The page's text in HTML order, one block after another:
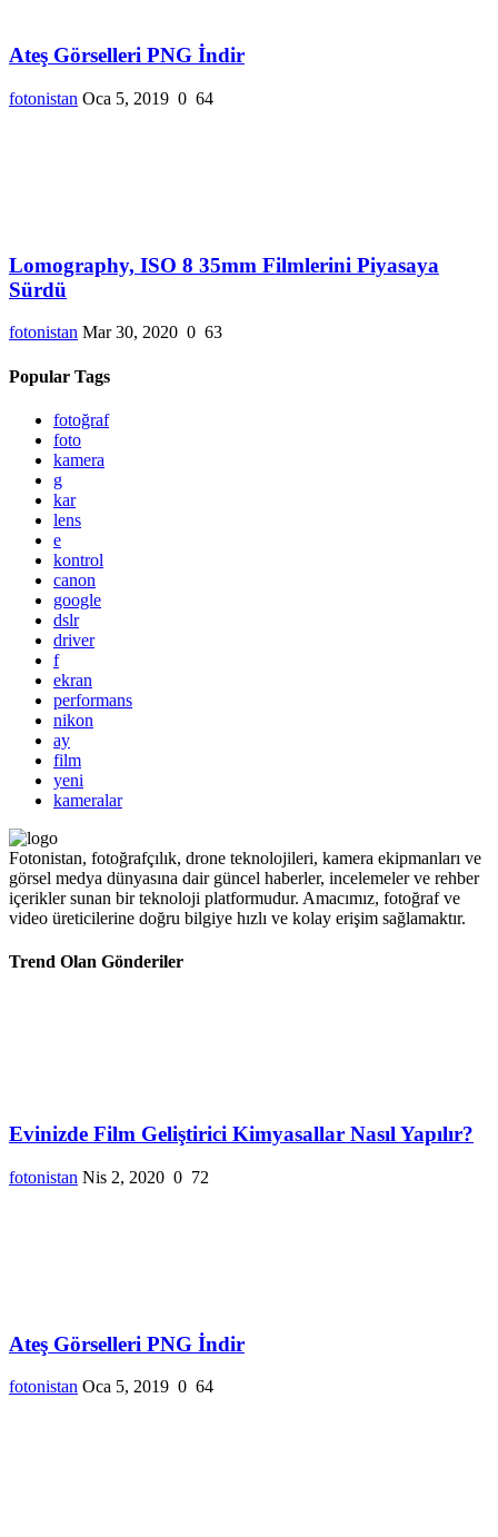
Ateş Görselleri PNG İndir
fotonistan Oca 5, 2019 0 64
Lomography, ISO 8 35mm Filmlerini Piyasaya
Sürdü
fotonistan Mar 30, 2020 0 63
Popular Tags
fotoğraf
foto
kamera
g
kar
lens
e
kontrol
canon
google
dslr
driver
f
ekran
performans
nikon
ay
film
yeni
kameralar
Fotonistan, fotoğrafçılık, drone teknolojileri, kamera ekipmanları ve
görsel medya dünyasına dair güncel haberler, incelemeler ve rehber
içerikler sunan bir teknoloji platformudur. Amacımız, fotoğraf ve
video üreticilerine doğru bilgiye hızlı ve kolay erişim sağlamaktır.
Trend Olan Gönderiler
Evinizde Film Geliştirici Kimyasallar Nasıl Yapılır?
fotonistan Nis 2, 2020 0 72
Ateş Görselleri PNG İndir
fotonistan Oca 5, 2019 0 64